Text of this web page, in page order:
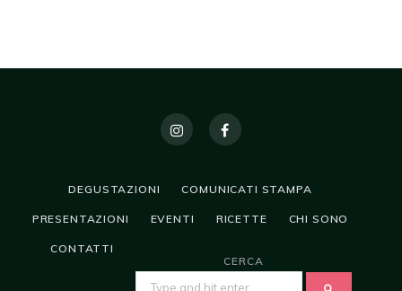
DEGUSTAZIONI COMUNICATI STAMPA
PRESENTAZIONI EVENTI RICETTE CHI SONO
CONTATTI
CERCA